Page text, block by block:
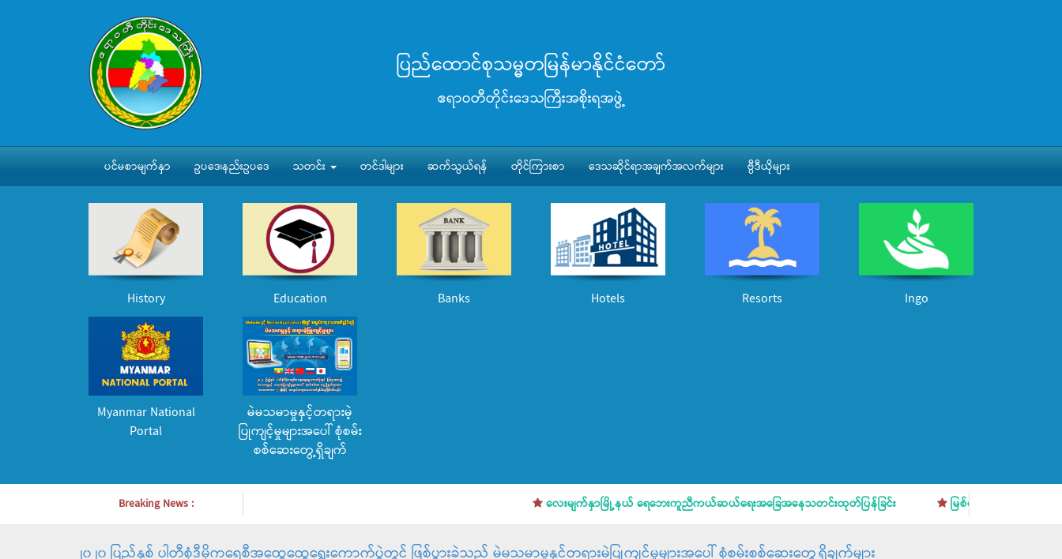
ပြည်ထောင်စုသမ္မတမြန်မာနိုင်ငံတော်
ဧရာဝတီတိုင်းဒေသကြီးအစိုးရအဖွဲ့
ပင်မစာမျက်နှာ ဥပဒေ၊နည်းဥပဒေ သတင်း တင်ဒါများ ဆက်သွယ်ရန် တိုင်ကြားစာ ဒေသဆိုင်ရာအချက်အလက်များ ဗွီဒီယိုများ
History Education Banks Hotels Resorts Ingo
Myanmar National
Portal
မဲမသမာမှုနှင့်တရားမဲ့
ပြုကျင့်မှုများအပေါ် စုံစမ်း
စစ်ဆေးတွေ့ရှိချက်
Breaking News : လေးမျက်နှာမြို့နယ် ရေဘေးကူညီကယ်ဆယ်ရေးအခြေအနေသတင်းထုတ်ပြန်ခြင်း မြစ်ရေကြီးမှုအန္တရာယ် ကြို
၂၀၂၀ ပြည့်နှစ် ပါတီစုံဒီမိုကရေစီအထွေထွေရွေးကောက်ပွဲတွင် ဖြစ်ပွားခဲ့သည့် မဲမသမာမှုနှင့်တရားမဲ့ပြုကျင့်မှုများအပေါ် စုံစမ်းစစ်ဆေးတွေ့ရှိချက်များ